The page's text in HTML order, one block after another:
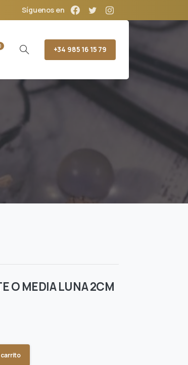
Síguenos en
+34 985 16 15 79
O MEDIA LUNA 2CM
carrito